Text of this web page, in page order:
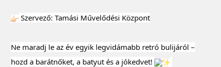
Szervező: Tamási Művelődési Központ
Ne maradj le az év egyik legvidámabb retró bulijáról –
hozd a barátnőket, a batyut és a jókedvet!